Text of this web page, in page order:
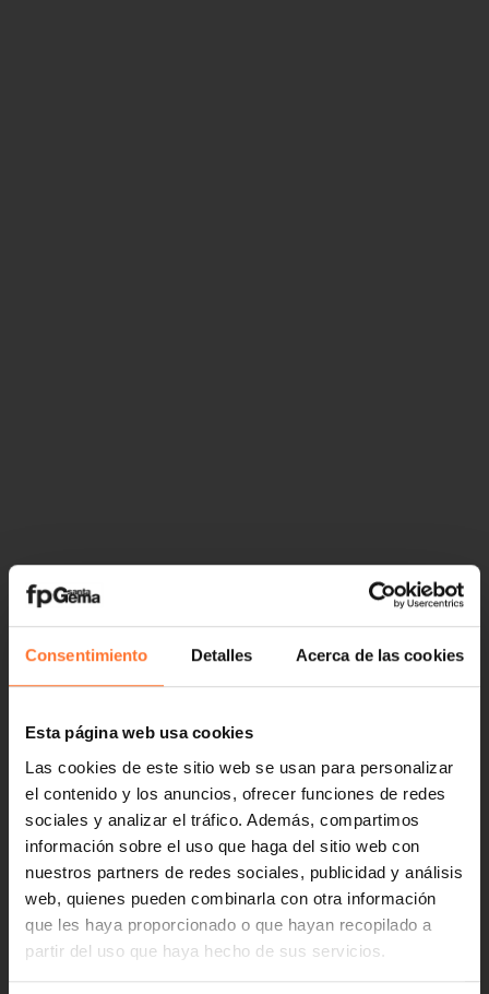
Consentimiento Detalles Acerca de las cookies
Esta página web usa cookies
Las cookies de este sitio web se usan para personalizar
el contenido y los anuncios, ofrecer funciones de redes
sociales y analizar el tráfico. Además, compartimos
información sobre el uso que haga del sitio web con
nuestros partners de redes sociales, publicidad y análisis
web, quienes pueden combinarla con otra información
que les haya proporcionado o que hayan recopilado a
partir del uso que haya hecho de sus servicios.